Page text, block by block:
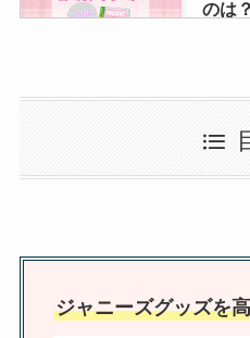
のは
関ジ
ジャニーズグッズを